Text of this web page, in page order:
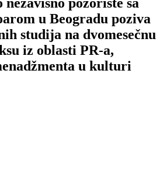
u Beogradu poziva
studija na dvomesečnu
iz oblasti PR-a,
u kulturi